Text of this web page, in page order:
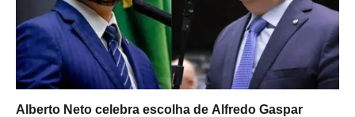
Alberto Neto celebra escolha de Alfredo Gaspar